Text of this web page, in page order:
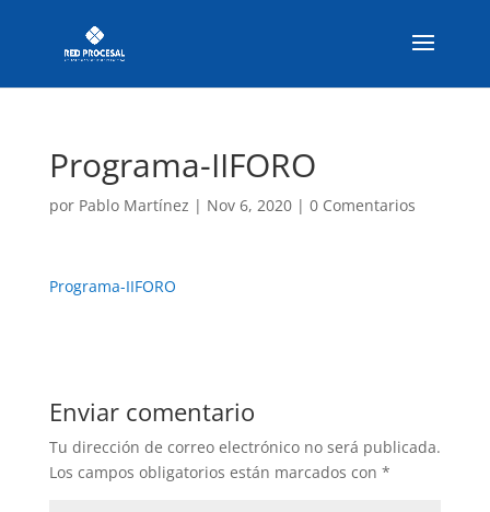
Programa-IIFORO
por Pablo Martínez | Nov 6, 2020| 0 Comentarios
Programa-IIFORO
Enviar comentario
Tu dirección de correo electrónico no será publicada.
Los campos obligatorios están marcados con *